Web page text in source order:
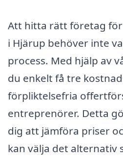
Att hitta rätt företag
i Hjärup behöver inte
process. Med hjälp av
du enkelt få tre
förpliktelsefria
entreprenörer. Detta
dig att jämföra priser
kan välja det alternativ